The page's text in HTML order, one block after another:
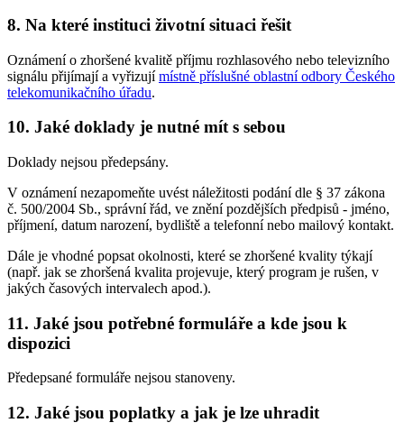
8. Na které instituci životní situaci řešit
Oznámení o zhoršené kvalitě příjmu rozhlasového nebo televizního
signálu přijímají a vyřizujímístně příslušné oblastní odbory Českého
telekomunikačního úřadu.
10. Jaké doklady je nutné mít s sebou
Doklady nejsou předepsány.
V oznámení nezapomeňte uvést náležitosti podání dle § 37 zákona
č. 500/2004 Sb., správní řád, ve znění pozdějších předpisů - jméno,
příjmení, datum narození, bydliště a telefonní nebo mailový kontakt.
Dále je vhodné popsat okolnosti, které se zhoršené kvality týkají
(např. jak se zhoršená kvalita projevuje, který program je rušen, v
jakých časových intervalech apod.).
11. Jaké jsou potřebné formuláře a kde jsou k
dispozici
Předepsané formuláře nejsou stanoveny.
12. Jaké jsou poplatky a jak je lze uhradit